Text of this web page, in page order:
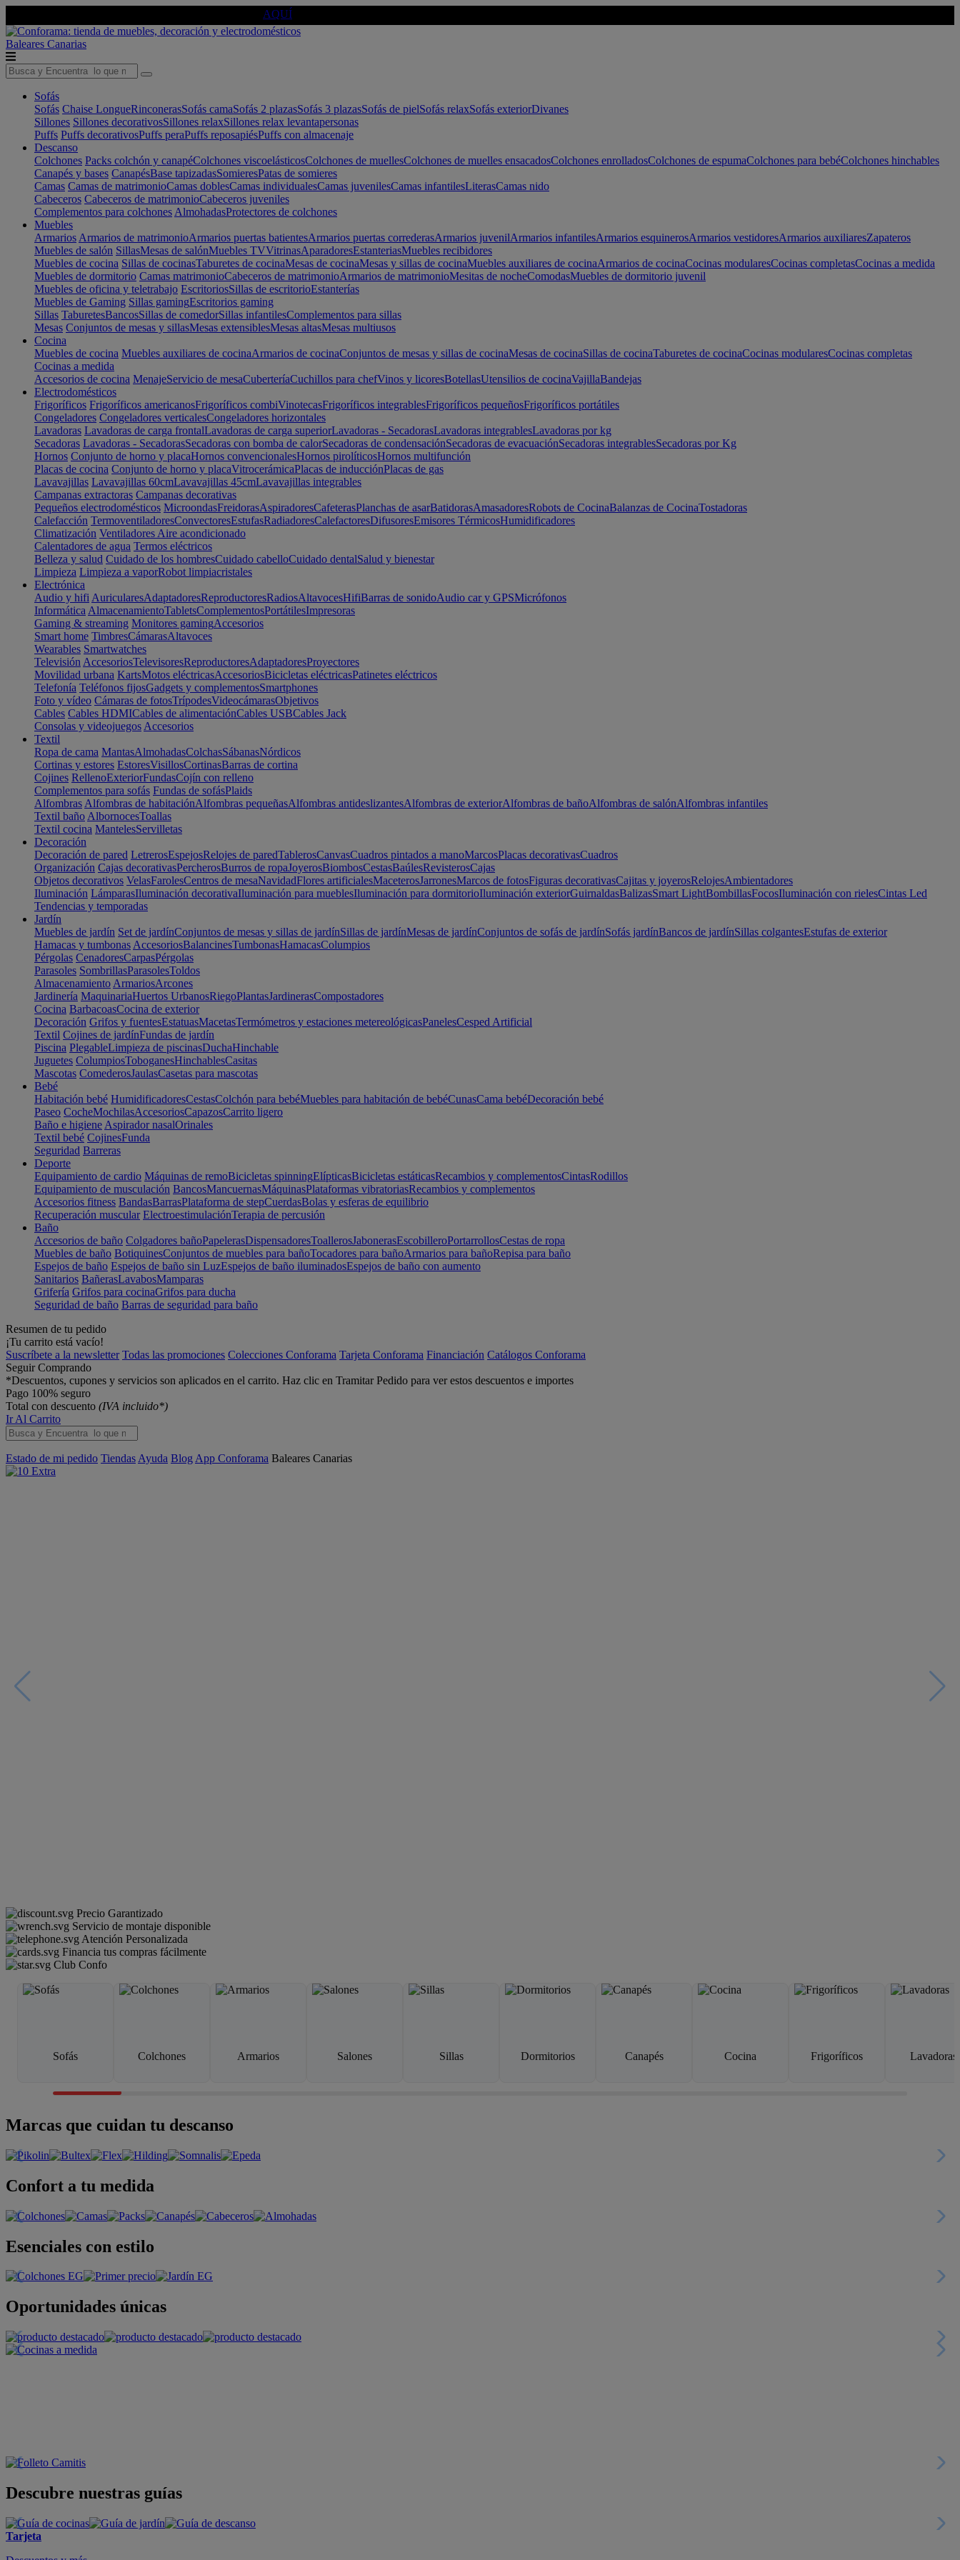
AQUÍ
Baleares Canarias
Sofás
Sofás Chaise LongueRinconerasSofás camaSofás 2 plazasSofás 3 plazasSofás de pielSofás relaxSofás exteriorDivanes
Sillones Sillones decorativosSillones relaxSillones relax levantapersonas
Puffs Puffs decorativosPuffs peraPuffs reposapiésPuffs con almacenaje
Descanso
Colchones Packs colchón y canapéColchones viscoelásticosColchones de muellesColchones de muelles ensacadosColchones enrolladosColchones de espumaColchones para bebéColchones hinchables
Canapés y bases CanapésBase tapizadasSomieresPatas de somieres
Camas Camas de matrimonioCamas doblesCamas individualesCamas juvenilesCamas infantilesLiterasCamas nido
Cabeceros Cabeceros de matrimonioCabeceros juveniles
Complementos para colchones AlmohadasProtectores de colchones
Muebles
Armarios Armarios de matrimonioArmarios puertas batientesArmarios puertas correderasArmarios juvenilArmarios infantilesArmarios esquinerosArmarios vestidoresArmarios auxiliaresZapateros
Muebles de salón SillasMesas de salónMuebles TVVitrinasAparadoresEstanteriasMuebles recibidores
Muebles de cocina Sillas de cocinasTaburetes de cocinaMesas de cocinaMesas y sillas de cocinaMuebles auxiliares de cocinaArmarios de cocinaCocinas modularesCocinas completasCocinas a medida
Muebles de dormitorio Camas matrimonioCabeceros de matrimonioArmarios de matrimonioMesitas de nocheComodasMuebles de dormitorio juvenil
Muebles de oficina y teletrabajo EscritoriosSillas de escritorioEstanterías
Muebles de Gaming Sillas gamingEscritorios gaming
Sillas TaburetesBancosSillas de comedorSillas infantilesComplementos para sillas
Mesas Conjuntos de mesas y sillasMesas extensiblesMesas altasMesas multiusos
Cocina
Muebles de cocina Muebles auxiliares de cocinaArmarios de cocinaConjuntos de mesas y sillas de cocinaMesas de cocinaSillas de cocinaTaburetes de cocinaCocinas modularesCocinas completas
Cocinas a medida
Accesorios de cocina MenajeServicio de mesaCuberteríaCuchillos para chefVinos y licoresBotellasUtensilios de cocinaVajillaBandejas
Electrodomésticos
Frigoríficos Frigoríficos americanosFrigoríficos combiVinotecasFrigoríficos integrablesFrigoríficos pequeñosFrigoríficos portátiles
Congeladores Congeladores verticalesCongeladores horizontales
Lavadoras Lavadoras de carga frontalLavadoras de carga superiorLavadoras - SecadorasLavadoras integrablesLavadoras por kg
Secadoras Lavadoras - SecadorasSecadoras con bomba de calorSecadoras de condensaciónSecadoras de evacuaciónSecadoras integrablesSecadoras por Kg
Hornos Conjunto de horno y placaHornos convencionalesHornos pirolíticosHornos multifunción
Placas de cocina Conjunto de horno y placaVitrocerámicaPlacas de inducciónPlacas de gas
Lavavajillas Lavavajillas 60cmLavavajillas 45cmLavavajillas integrables
Campanas extractoras Campanas decorativas
Pequeños electrodomésticos MicroondasFreidorasAspiradoresCafeterasPlanchas de asarBatidorasAmasadoresRobots de CocinaBalanzas de CocinaTostadoras
Calefacción TermoventiladoresConvectoresEstufasRadiadoresCalefactoresDifusoresEmisores TérmicosHumidificadores
Climatización Ventiladores Aire acondicionado
Calentadores de agua Termos eléctricos
Belleza y salud Cuidado de los hombresCuidado cabelloCuidado dentalSalud y bienestar
Limpieza Limpieza a vaporRobot limpiacristales
Electrónica
Audio y hifi AuricularesAdaptadoresReproductoresRadiosAltavocesHifiBarras de sonidoAudio car y GPSMicrófonos
Informática AlmacenamientoTabletsComplementosPortátilesImpresoras
Gaming & streaming Monitores gamingAccesorios
Smart home TimbresCámarasAltavoces
Wearables Smartwatches
Televisión AccesoriosTelevisoresReproductoresAdaptadoresProyectores
Movilidad urbana KartsMotos eléctricasAccesoriosBicicletas eléctricasPatinetes eléctricos
Telefonía Teléfonos fijosGadgets y complementosSmartphones
Foto y vídeo Cámaras de fotosTrípodesVideocámarasObjetivos
Cables Cables HDMICables de alimentaciónCables USBCables Jack
Consolas y videojuegos Accesorios
Textil
Ropa de cama MantasAlmohadasColchasSábanasNórdicos
Cortinas y estores EstoresVisillosCortinasBarras de cortina
Cojines RellenoExteriorFundasCojín con relleno
Complementos para sofás Fundas de sofásPlaids
Alfombras Alfombras de habitaciónAlfombras pequeñasAlfombras antideslizantesAlfombras de exteriorAlfombras de bañoAlfombras de salónAlfombras infantiles
Textil baño AlbornocesToallas
Textil cocina MantelesServilletas
Decoración
Decoración de pared LetrerosEspejosRelojes de paredTablerosCanvasCuadros pintados a manoMarcosPlacas decorativasCuadros
Organización Cajas decorativasPercherosBurros de ropaJoyerosBiombosCestasBaúlesRevisterosCajas
Objetos decorativos VelasFarolesCentros de mesaNavidadFlores artificialesMaceterosJarronesMarcos de fotosFiguras decorativasCajitas y joyerosRelojesAmbientadores
Iluminación LámparasIluminación decorativaIluminación para mueblesIluminación para dormitorioIluminación exteriorGuirnaldasBalizasSmart LightBombillasFocosIluminación con rielesCintas Led
Tendencias y temporadas
Jardín
Muebles de jardín Set de jardínConjuntos de mesas y sillas de jardínSillas de jardínMesas de jardínConjuntos de sofás de jardínSofás jardínBancos de jardínSillas colgantesEstufas de exterior
Hamacas y tumbonas AccesoriosBalancinesTumbonasHamacasColumpios
Pérgolas CenadoresCarpasPérgolas
Parasoles SombrillasParasolesToldos
Almacenamiento ArmariosArcones
Jardinería MaquinariaHuertos UrbanosRiegoPlantasJardinerasCompostadores
Cocina BarbacoasCocina de exterior
Decoración Grifos y fuentesEstatuasMacetasTermómetros y estaciones metereológicasPanelesCesped Artificial
Textil Cojines de jardínFundas de jardín
Piscina PlegableLimpieza de piscinasDuchaHinchable
Juguetes ColumpiosToboganesHinchablesCasitas
Mascotas ComederosJaulasCasetas para mascotas
Bebé
Habitación bebé HumidificadoresCestasColchón para bebéMuebles para habitación de bebéCunasCama bebéDecoración bebé
Paseo CocheMochilasAccesoriosCapazosCarrito ligero
Baño e higiene Aspirador nasalOrinales
Textil bebé CojinesFunda
Seguridad Barreras
Deporte
Equipamiento de cardio Máquinas de remoBicicletas spinningElípticasBicicletas estáticasRecambios y complementosCintasRodillos
Equipamiento de musculación BancosMancuernasMáquinasPlataformas vibratoriasRecambios y complementos
Accesorios fitness BandasBarrasPlataforma de stepCuerdasBolas y esferas de equilibrio
Recuperación muscular ElectroestimulaciónTerapia de percusión
Baño
Accesorios de baño Colgadores bañoPapelerasDispensadoresToallerosJabonerasEscobilleroPortarrollosCestas de ropa
Muebles de baño BotiquinesConjuntos de muebles para bañoTocadores para bañoArmarios para bañoRepisa para baño
Espejos de baño Espejos de baño sin LuzEspejos de baño iluminadosEspejos de baño con aumento
Sanitarios BañerasLavabosMamparas
Grifería Grifos para cocinaGrifos para ducha
Seguridad de baño Barras de seguridad para baño
Resumen de tu pedido
¡Tu carrito está vacío!
Suscríbete a la newsletter Todas las promociones Colecciones Conforama Tarjeta Conforama Financiación Catálogos Conforama
Seguir Comprando
*Descuentos, cupones y servicios son aplicados en el carrito. Haz clic en Tramitar Pedido para ver estos descuentos e importes
Pago 100% seguro
Total con descuento (IVA incluido*)
Ir Al Carrito
Estado de mi pedido Tiendas Ayuda Blog App Conforama Baleares Canarias
Precio Garantizado
Servicio de montaje disponible
Atención Personalizada
Financia tus compras fácilmente
Club Confo
Sofás Colchones Armarios Salones Sillas Dormitorios Canapés Cocina Frigoríficos Lavadoras
Marcas que cuidan tu descanso
Confort a tu medida
Esenciales con estilo
Oportunidades únicas
Descubre nuestras guías
Tarjeta